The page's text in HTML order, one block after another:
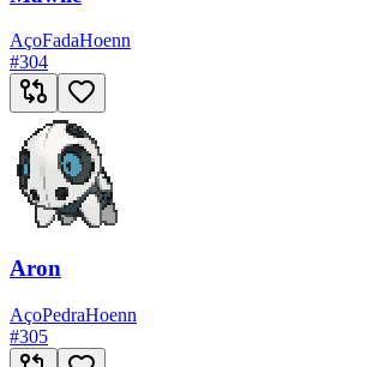
AçoFadaHoenn
#304
Aron
AçoPedraHoenn
#305